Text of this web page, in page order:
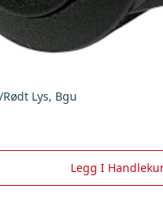
Lys, Bgu
Legg I